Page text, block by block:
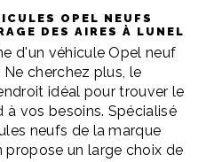
OPEL NEUFS
DES AIRES À LUNEL
d'un véhicule Opel neuf
cherchez plus, le
idéal pour trouver le
vos besoins. Spécialisé
neufs de la marque
propose un large choix de